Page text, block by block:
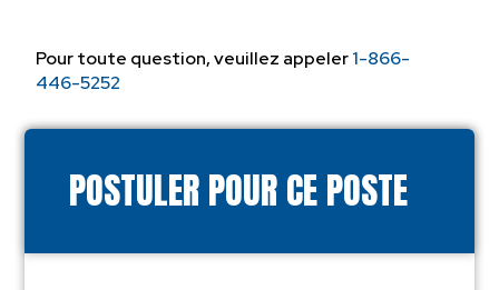
Pour toute question, veuillez appeler1-866-
446-5252
POSTULER POUR CE POSTE